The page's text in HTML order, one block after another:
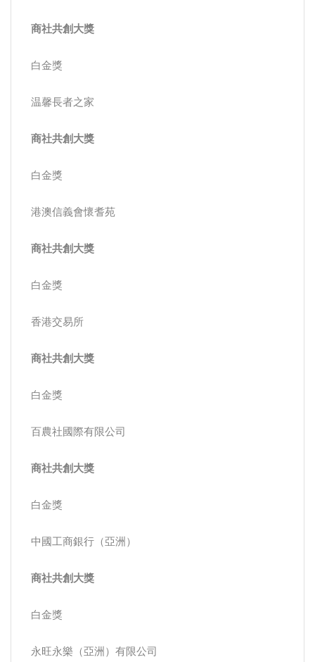
商社共創大獎
白金獎
温馨長者之家
商社共創大獎
白金獎
港澳信義會懷耆苑
商社共創大獎
白金獎
香港交易所
商社共創大獎
白金獎
百農社國際有限公司
商社共創大獎
白金獎
中國工商銀行（亞洲）
商社共創大獎
白金獎
永旺永樂（亞洲）有限公司